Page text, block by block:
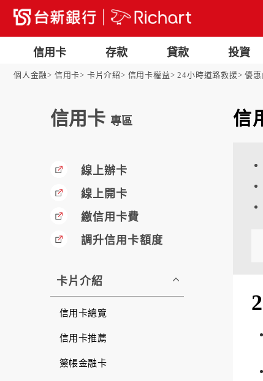
信用卡 存款 貸款 投資
個人金融 信用卡 卡片介紹 信用卡權益 24小時道路救援 優惠
信用卡 專區
線上辦卡
線上開卡
繳信用卡費
調升信用卡額度
卡片介紹
信用卡總覽
信用卡推薦
簽帳金融卡
信